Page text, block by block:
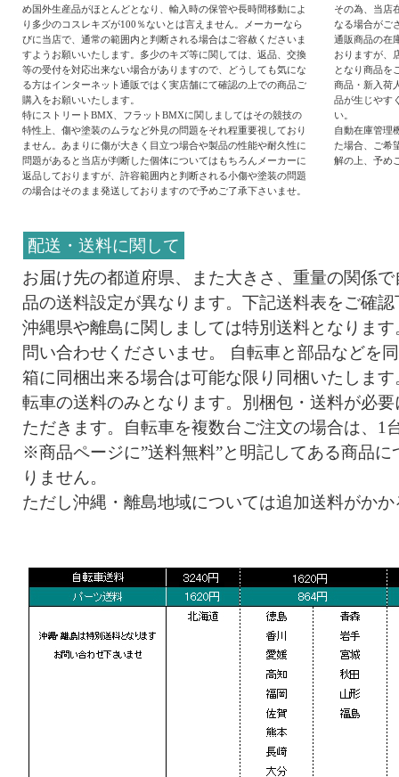
め国外生産品がほとんどとなり、輸入時の保管や長時間移動によ
り多少のコスレキズが100％ないとは言えません。メーカーなら
びに当店で、通常の範囲内と判断される場合はご容赦くださいま
すようお願いいたします。多少のキズ等に関しては、返品、交換
等の受付を対応出来ない場合がありますので、どうしても気にな
る方はインターネット通販ではく実店舗にて確認の上での商品ご
購入をお願いいたします。
特にストリートBMX、フラットBMXに関しましてはその競技の
特性上、傷や塗装のムラなど外見の問題をそれ程重要視しており
ません。あまりに傷が大きく目立つ場合や製品の性能や耐久性に
問題があると当店が判断した個体についてはもちろんメーカーに
返品しておりますが、許容範囲内と判断される小傷や塗装の問題
の場合はそのまま発送しておりますので予めご了承下さいませ。
その為、当店
なる場合がご
通販商品の在
おりますが、
となり商品を
商品・新入荷
品が生じやす
い。
自動在庫管理
た場合、ご希
解の上、予め
配送・送料に関して
お届け先の都道府県、また大きさ、重量の関係
品の送料設定が異なります。下記送料表をご確
沖縄県や離島に関しましては特別送料となりま
問い合わせくださいませ。 自転車と部品などを
箱に同梱出来る場合は可能な限り同梱いたしま
転車の送料のみとなります。別梱包・送料が必
ただきます。自転車を複数台ご注文の場合は、1
※商品ページに”送料無料”と明記してある商品
りません。
ただし沖縄・離島地域については追加送料がか